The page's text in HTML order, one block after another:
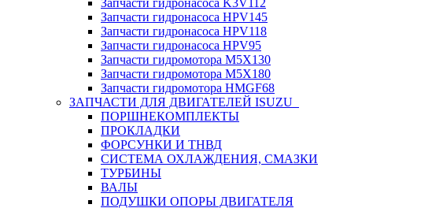
Запчасти гидронасоса K3V112
Запчасти гидронасоса HPV145
Запчасти гидронасоса HPV118
Запчасти гидронасоса HPV95
Запчасти гидромотора M5X130
Запчасти гидромотора M5X180
Запчасти гидромотора HMGF68
ЗАПЧАСТИ ДЛЯ ДВИГАТЕЛЕЙ ISUZU
ПОРШНЕКОМПЛЕКТЫ
ПРОКЛАДКИ
ФОРСУНКИ И ТНВД
СИСТЕМА ОХЛАЖДЕНИЯ, СМАЗКИ
ТУРБИНЫ
ВАЛЫ
ПОДУШКИ ОПОРЫ ДВИГАТЕЛЯ